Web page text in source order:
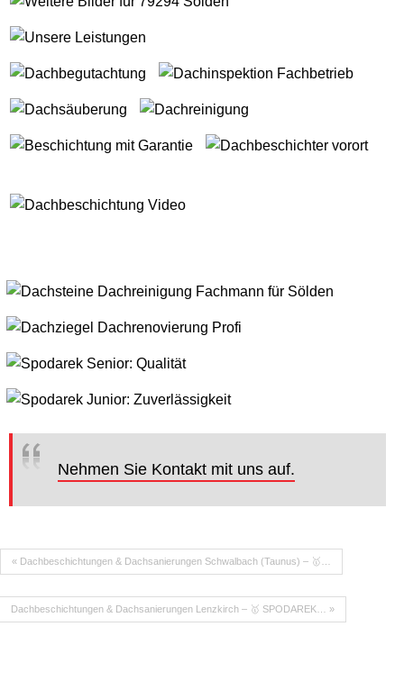
Nehmen Sie Kontakt mit uns auf.
« Dachbeschichtungen & Dachsanierungen Schwalbach (Taunus) – 🥇…
Dachbeschichtungen & Dachsanierungen Lenzkirch – 🥇 SPODAREK… »